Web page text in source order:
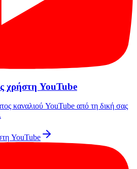
χρήστη YouTube
καναλιού YouTube από τη δική σας
YouTube